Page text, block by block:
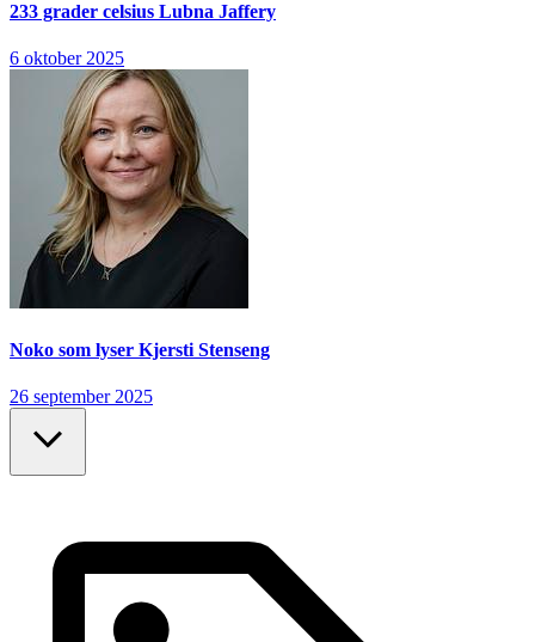
233 grader celsius Lubna Jaffery
6 oktober 2025
Noko som lyser Kjersti Stenseng
26 september 2025